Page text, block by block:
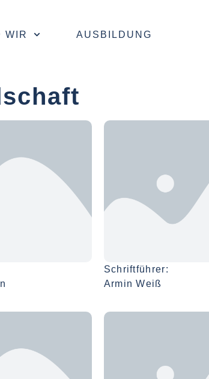
WIR AUSBILDUNG
Schriftführer:
Armin Weiß